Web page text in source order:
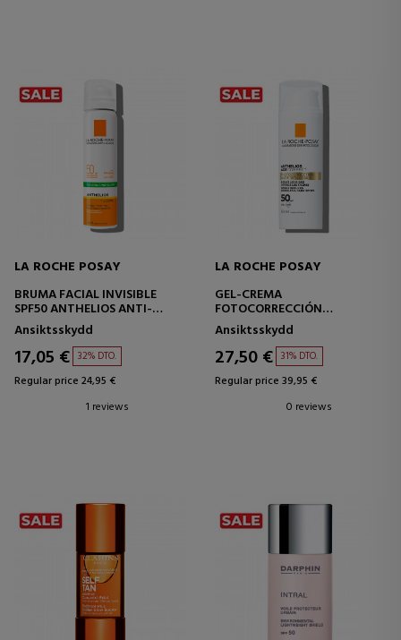
LA ROCHE POSAY
BRUMA FACIAL INVISIBLE
SPF50 ANTHELIOS ANTI-
BRILLOS
Ansiktsskydd
17,05 € 32% DTO.
Regular price 24,95 €
1 reviews
LA ROCHE POSAY
GEL-CREMA
FOTOCORRECCIÓN
ANTHELIOS AGE CORRECT
SPF50
Ansiktsskydd
27,50 € 31% DTO.
Regular price 39,95 €
0 reviews